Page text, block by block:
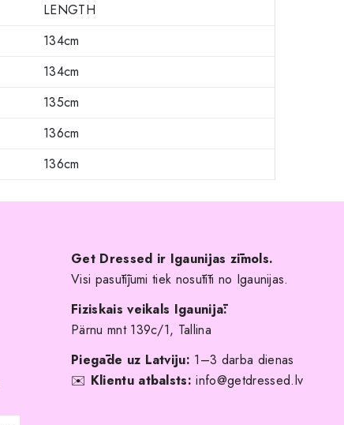
LENGTH
134cm
134cm
135cm
136cm
136cm
Get Dressed ir Igaunijas zīmols.
Visi pasūtījumi tiek nosūtīti no Igaunijas.
Fiziskais veikals Igaunijā:
Pärnu mnt 139c/1, Tallina
Piegāde uz Latviju: 1–3 darba dienas
✉️ Klientu atbalsts: info@getdressed.lv